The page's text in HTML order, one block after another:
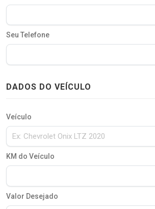
Seu Telefone
DADOS DO VEÍCULO
Veículo
KM do Veículo
Valor Desejado